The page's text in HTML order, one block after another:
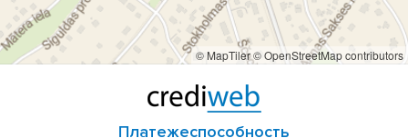
© MapTiler© OpenStreetMap contributors
Платежеспособность